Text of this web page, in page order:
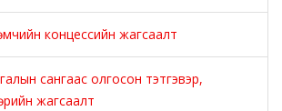
концессийн жагсаалт
сангаас олгосон тэтгэвэр,
жагсаалт